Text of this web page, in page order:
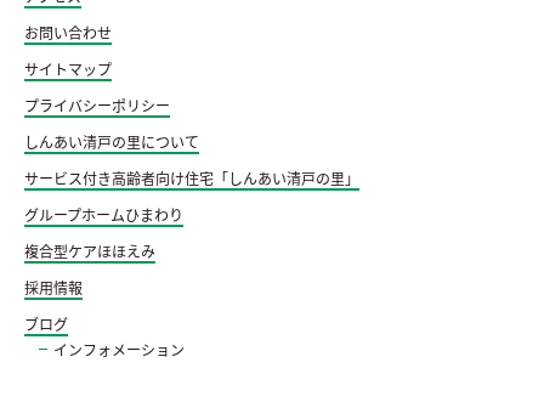
お問い合わせ
サイトマップ
プライバシーポリシー
しんあい清戸の里について
サービス付き高齢者向け住宅「しんあい清戸の里」
グループホームひまわり
複合型ケアほほえみ
採用情報
ブログ
インフォメーション